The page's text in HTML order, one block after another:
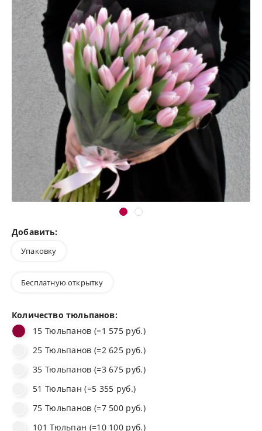
Добавить:
Упаковку
Бесплатную открытку
Количество тюльпанов:
15 Тюльпанов (=1 575 руб.)
25 Тюльпанов (=2 625 руб.)
35 Тюльпанов (=3 675 руб.)
51 Тюльпан (=5 355 руб.)
75 Тюльпанов (=7 500 руб.)
101 Тюльпан (=10 100 руб.)